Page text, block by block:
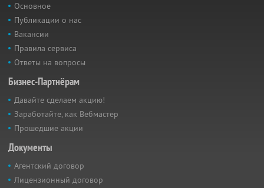
Основное
Публикации о нас
Вакансии
Правила сервиса
Ответы на вопросы
Бизнес-Партнёрам
Давайте сделаем акцию!
Заработайте, как Вебмастер
Прошедшие акции
Документы
Агентский договор
Лицензионный договор